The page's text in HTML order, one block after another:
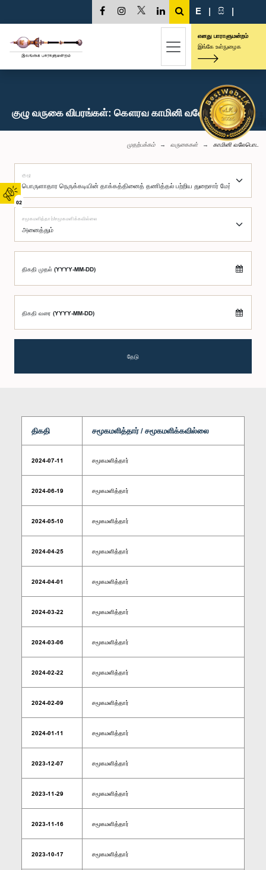
02
E | සි |
எனது பாராளுமன்றம்
இங்கே உள்நுழைக
குழு வருகை விபரங்கள்: கௌரவ காமினி வலேபொட, பா.உ.
முதற்பக்கம் வருகைகள் காமினி வலேபொட
குழு
சமூகமளித்தார்/சமூகமளிக்கவில்லை
திகதி முதல் (YYYY-MM-DD)
திகதி வரை (YYYY-MM-DD)
தேடு
திகதி சமூகமளித்தார் / சமூகமளிக்கவில்லை
2024-07-11 சமூகமளித்தார்
2024-06-19 சமூகமளித்தார்
2024-05-10 சமூகமளித்தார்
2024-04-25 சமூகமளித்தார்
2024-04-01 சமூகமளித்தார்
2024-03-22 சமூகமளித்தார்
2024-03-06 சமூகமளித்தார்
2024-02-22 சமூகமளித்தார்
2024-02-09 சமூகமளித்தார்
2024-01-11 சமூகமளித்தார்
2023-12-07 சமூகமளித்தார்
2023-11-29 சமூகமளித்தார்
2023-11-16 சமூகமளித்தார்
2023-10-17 சமூகமளித்தார்